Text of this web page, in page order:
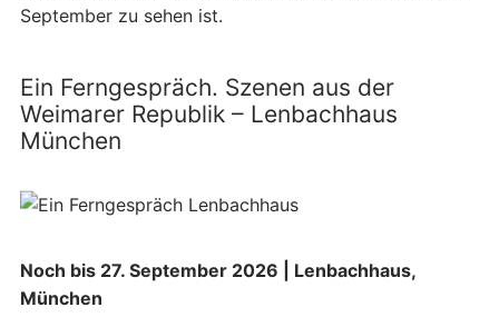
September zu sehen ist.
Ein Ferngespräch. Szenen aus der
Weimarer Republik – Lenbachhaus
München
Noch bis 27. September 2026 | Lenbachhaus,
München